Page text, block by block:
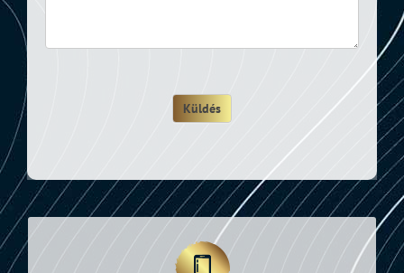
Küldés
NYITVATARTÁS